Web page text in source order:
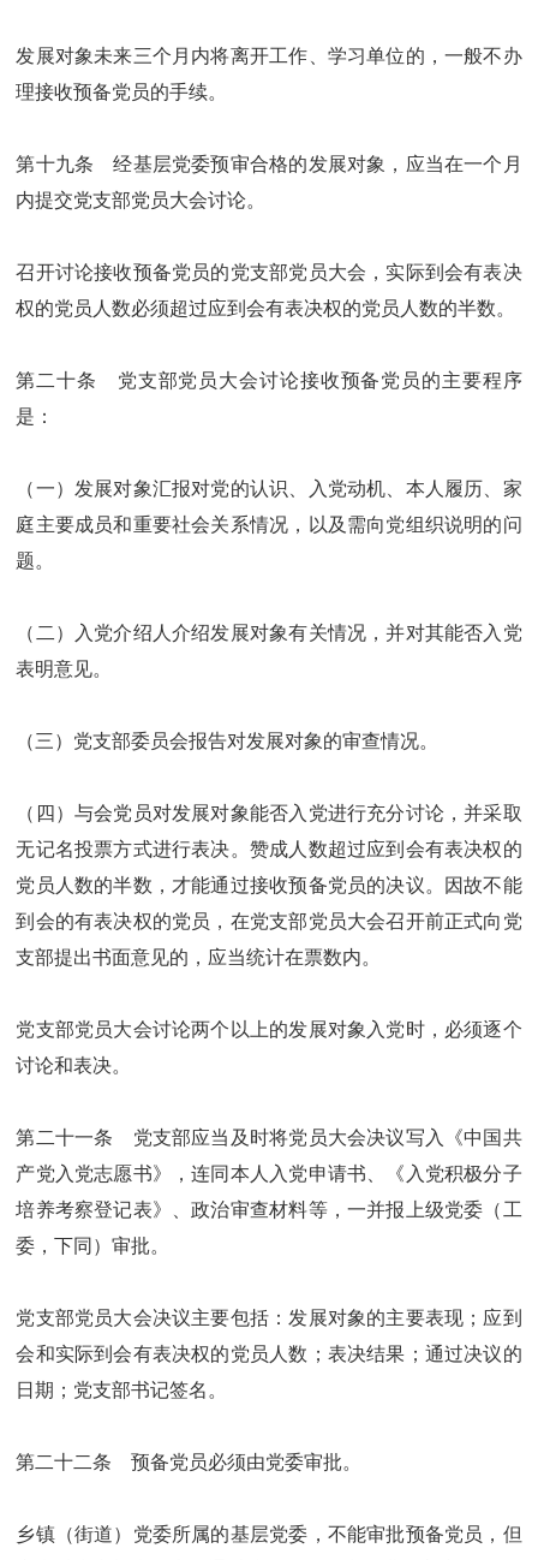
发展对象未来三个月内将离开工作、学习单位的，一般不办
理接收预备党员的手续。
第十九条 经基层党委预审合格的发展对象，应当在一个月
内提交党支部党员大会讨论。
召开讨论接收预备党员的党支部党员大会，实际到会有表决
权的党员人数必须超过应到会有表决权的党员人数的半数。
第二十条 党支部党员大会讨论接收预备党员的主要程序
是：
（一）发展对象汇报对党的认识、入党动机、本人履历、家
庭主要成员和重要社会关系情况，以及需向党组织说明的问
题。
（二）入党介绍人介绍发展对象有关情况，并对其能否入党
表明意见。
（三）党支部委员会报告对发展对象的审查情况。
（四）与会党员对发展对象能否入党进行充分讨论，并采取
无记名投票方式进行表决。赞成人数超过应到会有表决权的
党员人数的半数，才能通过接收预备党员的决议。因故不能
到会的有表决权的党员，在党支部党员大会召开前正式向党
支部提出书面意见的，应当统计在票数内。
党支部党员大会讨论两个以上的发展对象入党时，必须逐个
讨论和表决。
第二十一条 党支部应当及时将党员大会决议写入《中国共
产党入党志愿书》，连同本人入党申请书、《入党积极分子
培养考察登记表》、政治审查材料等，一并报上级党委（工
委，下同）审批。
党支部党员大会决议主要包括：发展对象的主要表现；应到
会和实际到会有表决权的党员人数；表决结果；通过决议的
日期；党支部书记签名。
第二十二条 预备党员必须由党委审批。
乡镇（街道）党委所属的基层党委，不能审批预备党员，但